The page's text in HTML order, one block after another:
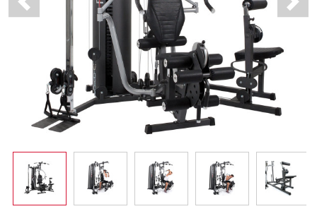
Previous Next